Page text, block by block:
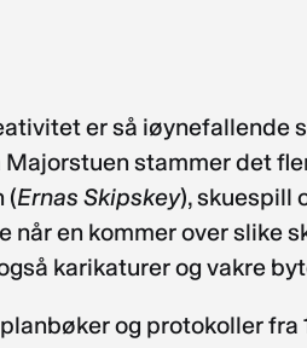
er så iøynefallende
stammer det
(Ernas Skipskey), skuespill
en kommer over slike
karikaturer og vakre
og protokoller